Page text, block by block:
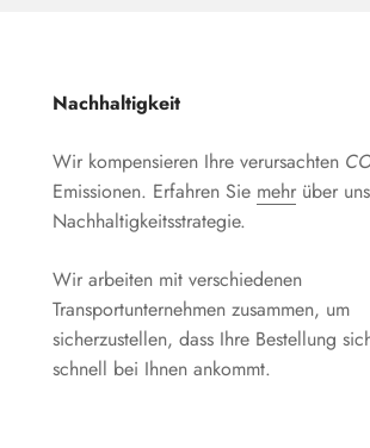
Nachhaltigkeit
Wir kompensieren Ihre verursachten
Emissionen. Erfahren Sie mehr über
Nachhaltigkeitsstrategie.
Wir arbeiten mit verschiedenen
Transportunternehmen zusammen, um
sicherzustellen, dass Ihre Bestellung
schnell bei Ihnen ankommt.